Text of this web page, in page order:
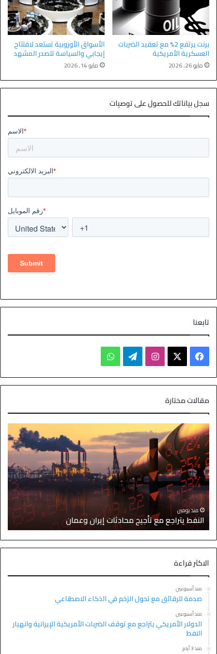
برنت يرتفع 2% مع تعقيد الضربات
العسكرية الأمريكية
مايو 26, 2026
الأسواق الأوروبية تستعد لافتتاح
إيجابي والسياسة تتصدر المشهد
مايو 14, 2026
سجل بياناتك للحصول على توصيات
تابعنا
مقالات مختارة
منذ يومين
النفط يتراجع مع تأجيج محادثات إيران وعمان
الاكثر قراءة
منذ أسبوعين
صدمة للرقائق مع تحول الزخم في الذكاء الاصطناعي
منذ أسبوعين
الدولار الأمريكي يتراجع مع توقف الضربات الأمريكية الإيرانية وانهيار
النفط
منذ 3 أيام